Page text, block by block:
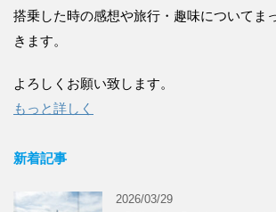
搭乗した時の感想や旅行・趣味についてま
きます。
よろしくお願い致します。
もっと詳しく
新着記事
2026/03/29